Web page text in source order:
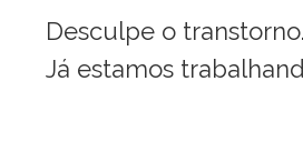
Desculpe o transtorno.
Já estamos